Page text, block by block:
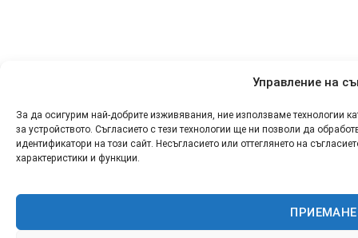
Управление на
За да осигурим най-добрите изживявания, ние използваме технологии
за устройството. Съгласието с тези технологии ще ни позволи да
идентификатори на този сайт. Несъгласието или оттеглянето на
характеристики и функции.
ПРИЕМАНЕ